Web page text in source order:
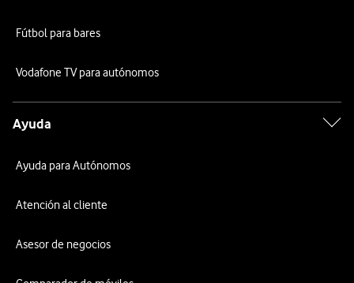
Fútbol para bares
Vodafone TV para autónomos
Ayuda
Ayuda para Autónomos
Atención al cliente
Asesor de negocios